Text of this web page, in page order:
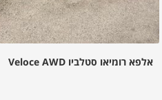
אלפא רומיאו סטלביו Veloce AWD